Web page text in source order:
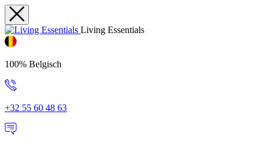
Living Essentials
100% Belgisch
+32 55 60 48 63